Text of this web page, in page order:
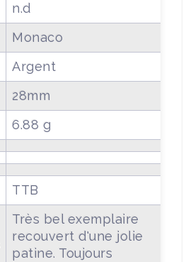
n.d
Monaco
Argent
28mm
6.88 g
TTB
Très bel exemplaire
recouvert d'une jolie
patine. Toujours